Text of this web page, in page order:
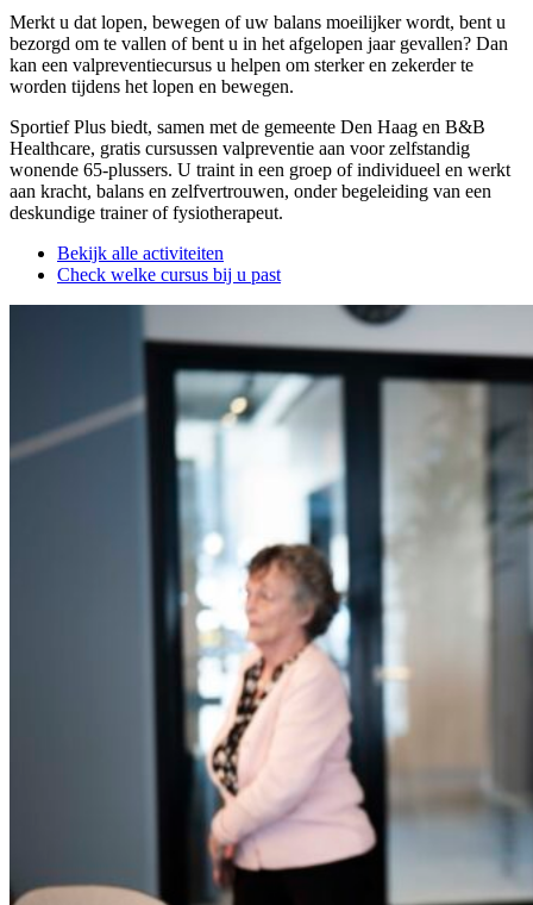
Merkt u dat lopen, bewegen of uw balans moeilijker wordt, bent u
bezorgd om te vallen of bent u in het afgelopen jaar gevallen? Dan
kan een valpreventiecursus u helpen om sterker en zekerder te
worden tijdens het lopen en bewegen.
Sportief Plus biedt, samen met de gemeente Den Haag en B&B
Healthcare, gratis cursussen valpreventie aan voor zelfstandig
wonende 65-plussers. U traint in een groep of individueel en werkt
aan kracht, balans en zelfvertrouwen, onder begeleiding van een
deskundige trainer of fysiotherapeut.
Bekijk alle activiteiten
Check welke cursus bij u past